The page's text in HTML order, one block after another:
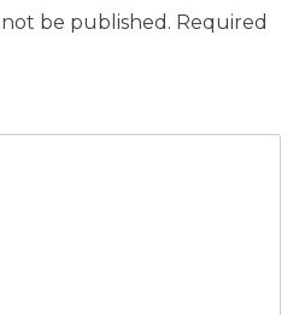
be published. Required